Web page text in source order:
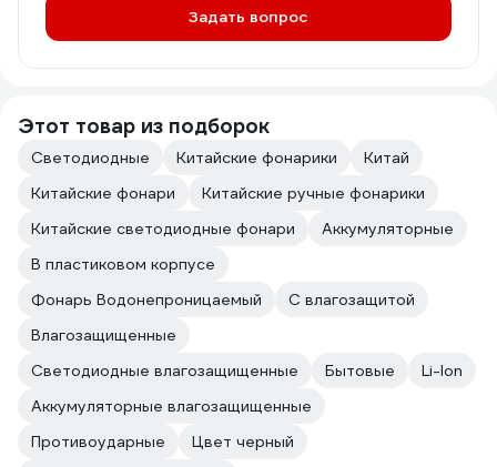
Задать вопрос
Этот товар из подборок
Светодиодные Китайские фонарики
Китай
Китайские фонари
Китайские ручные фонарики
Китайские светодиодные фонари
Аккумуляторные
В пластиковом корпусе
Фонарь Водонепроницаемый
С влагозащитой
Влагозащищенные
Светодиодные влагозащищенные
Бытовые
Li-Ion
Аккумуляторные влагозащищенные
Противоударные
Цвет черный